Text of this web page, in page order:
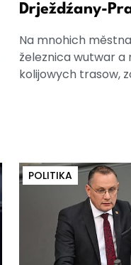
Drježdźany-
Na mnohich
železnica wutwar a
kolijowych trasow,
POLITIKA